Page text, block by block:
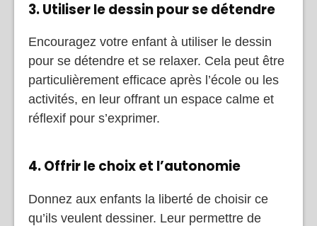
3. Utiliser le dessin pour se détendre
Encouragez votre enfant à utiliser le dessin
pour se détendre et se relaxer. Cela peut être
particulièrement efficace après l’école ou les
activités, en leur offrant un espace calme et
réflexif pour s’exprimer.
4. Offrir le choix et l’autonomie
Donnez aux enfants la liberté de choisir ce
qu’ils veulent dessiner. Leur permettre de